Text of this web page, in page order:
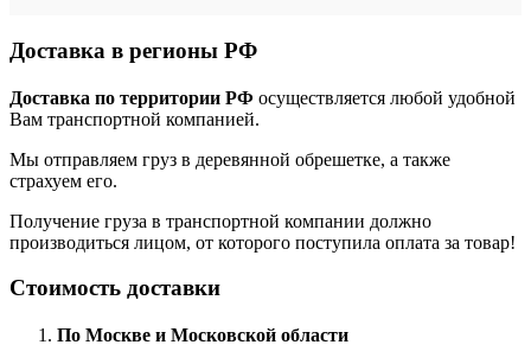
Доставка в регионы РФ
Доставка по территории РФ осуществляется любой удобной
Вам транспортной компанией.
Мы отправляем груз в деревянной обрешетке, а также
страхуем его.
Получение груза в транспортной компании должно
производиться лицом, от которого поступила оплата за товар!
Стоимость доставки
По Москве и Московской области